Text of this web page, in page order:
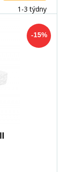
1-3 týdny
-15%